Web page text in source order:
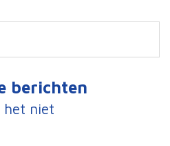
berichten
het niet